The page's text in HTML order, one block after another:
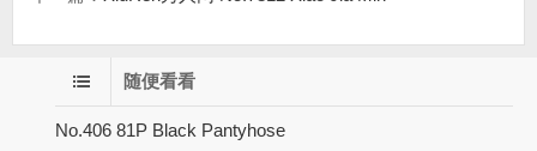
随便看看
No.406 81P Black Pantyhose